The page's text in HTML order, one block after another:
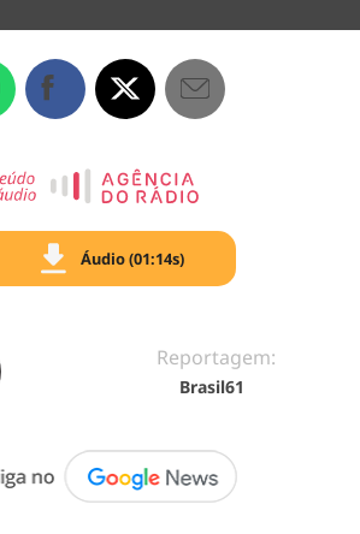
Áudio (01:14s)
Reportagem:
Brasil61